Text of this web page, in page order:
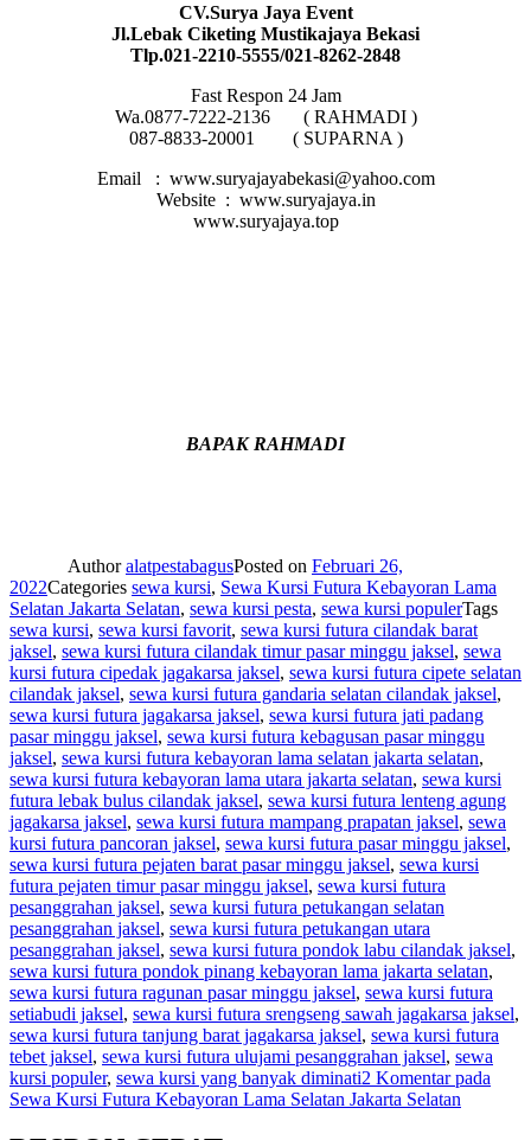
CV.Surya Jaya Event
Jl.Lebak Ciketing Mustikajaya Bekasi
Tlp.021-2210-5555/021-8262-2848
Fast Respon 24 Jam
Wa.0877-7222-2136 ( RAHMADI )
087-8833-20001 ( SUPARNA )
Email : www.suryajayabekasi@yahoo.com
Website : www.suryajaya.in
www.suryajaya.top
BAPAK RAHMADI
AuthoralatpestabagusPosted on Februari 26,
2022Categories sewa kursi, Sewa Kursi Futura Kebayoran Lama
Selatan Jakarta Selatan, sewa kursi pesta, sewa kursi populerTags
sewa kursi, sewa kursi favorit, sewa kursi futura cilandak barat
jaksel, sewa kursi futura cilandak timur pasar minggu jaksel, sewa
kursi futura cipedak jagakarsa jaksel, sewa kursi futura cipete selatan
cilandak jaksel, sewa kursi futura gandaria selatan cilandak jaksel,
sewa kursi futura jagakarsa jaksel, sewa kursi futura jati padang
pasar minggu jaksel, sewa kursi futura kebagusan pasar minggu
jaksel, sewa kursi futura kebayoran lama selatan jakarta selatan,
sewa kursi futura kebayoran lama utara jakarta selatan, sewa kursi
futura lebak bulus cilandak jaksel, sewa kursi futura lenteng agung
jagakarsa jaksel, sewa kursi futura mampang prapatan jaksel, sewa
kursi futura pancoran jaksel, sewa kursi futura pasar minggu jaksel,
sewa kursi futura pejaten barat pasar minggu jaksel, sewa kursi
futura pejaten timur pasar minggu jaksel, sewa kursi futura
pesanggrahan jaksel, sewa kursi futura petukangan selatan
pesanggrahan jaksel, sewa kursi futura petukangan utara
pesanggrahan jaksel, sewa kursi futura pondok labu cilandak jaksel,
sewa kursi futura pondok pinang kebayoran lama jakarta selatan,
sewa kursi futura ragunan pasar minggu jaksel, sewa kursi futura
setiabudi jaksel, sewa kursi futura srengseng sawah jagakarsa jaksel,
sewa kursi futura tanjung barat jagakarsa jaksel, sewa kursi futura
tebet jaksel, sewa kursi futura ulujami pesanggrahan jaksel, sewa
kursi populer, sewa kursi yang banyak diminati2 Komentarpada
Sewa Kursi Futura Kebayoran Lama Selatan Jakarta Selatan